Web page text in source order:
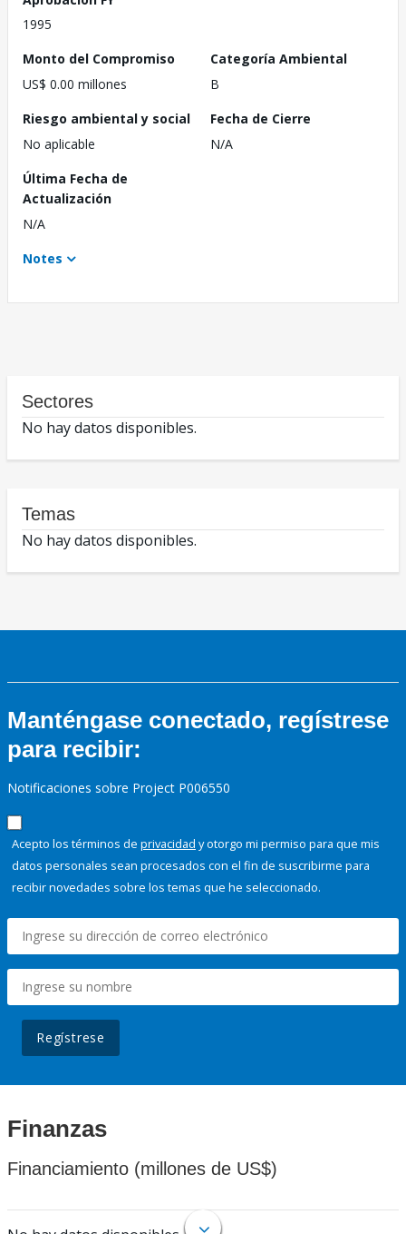
1995
Monto del Compromiso
US$ 0.00 millones
Categoría Ambiental
B
Riesgo ambiental y social
No aplicable
Fecha de Cierre
N/A
Última Fecha de
Actualización
N/A
Notes
Sectores
No hay datos disponibles.
Temas
No hay datos disponibles.
Manténgase conectado, regístrese
para recibir:
Notificaciones sobre Project P006550
Acepto los términos de privacidad y otorgo mi permiso para que mis
datos personales sean procesados con el fin de suscribirme para
recibir novedades sobre los temas que he seleccionado.
Regístrese
Finanzas
Financiamiento (millones de US$)